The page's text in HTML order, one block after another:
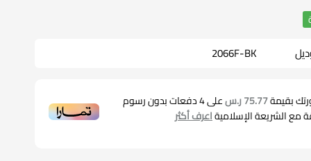
2066F-BK
بقيمة75.77 ر.س على4دفعات بدون رسوم
مع الشريعة الإسلاميةاعرف أكثر